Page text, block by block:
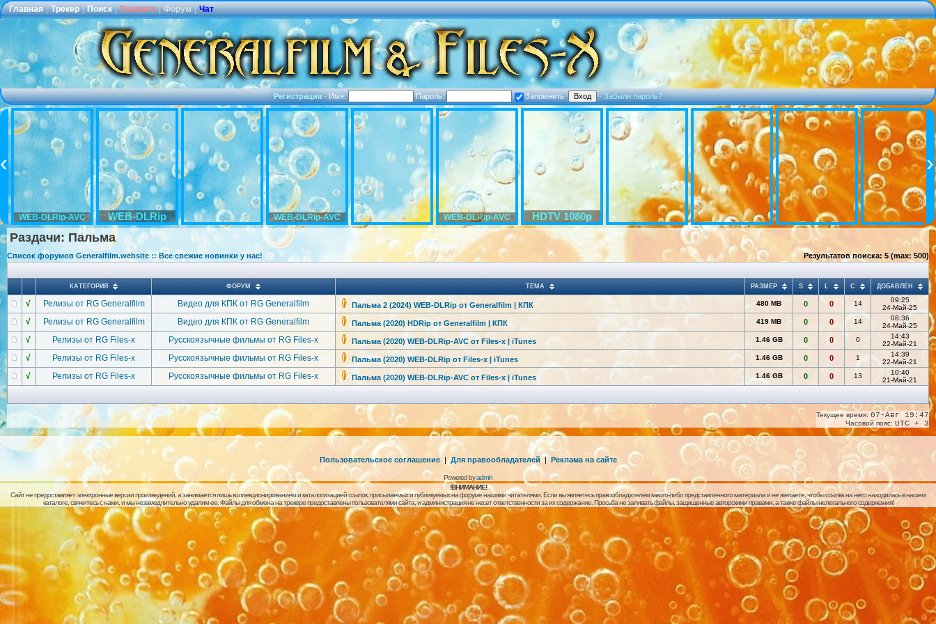
Главная | Трекер | Поиск | Правила | Форум | Чат
Регистрация·Имя: Пароль: Запомнить ·Забыли пароль?
WEB-DLRip-AVC WEB-DLRip WEB-DLRip-AVC WEB-DLRip-AVC HDTV 1080p
Раздачи: Пальма
Список форумов Generalfilm.website :: Все свежие новинки у нас! Результатов поиска: 5 (max: 500)
КАТЕГОРИЯ ФОРУМ ТЕМА РАЗМЕР S C ДОБАВЛЕН
√ Релизы от RG Generalfilm Видео для КПК от RG Generalfilm Пальма 2 (2024) WEB-DLRip от Generalfilm | КПК 480 MB 0 0 14
09:25
24-Май-25
√ Релизы от RG Generalfilm Видео для КПК от RG Generalfilm Пальма (2020) HDRip от Generalfilm | КПК 419 MB 0 0 14
08:36
24-Май-25
√ Релизы от RG Files-x Русскоязычные фильмы от RG Files-x Пальма (2020) WEB-DLRip-AVC от Files-х | iTunes 1.46 GB 0 0 0
14:43
22-Май-21
√ Релизы от RG Files-x Русскоязычные фильмы от RG Files-x Пальма (2020) WEB-DLRip от Files-х | iTunes 1.46 GB 0 0 1
14:39
22-Май-21
√ Релизы от RG Files-x Русскоязычные фильмы от RG Files-x Пальма (2020) WEB-DLRip-AVC от Files-х | iTunes 1.46 GB 0 0 13
10:40
21-Май-21
Текущее время: 07-Авг 19:47
Часовой пояс: UTC + 3
Пользовательское соглашение | Для правообладателей | Реклама на сайте
Powered byadmin
!ВНИМАНИЕ!
Сайт не предоставляет электронные версии произведений, а занимается лишь коллекционированием и каталогизацией ссылок, присылаемых и публикуемых на форуме нашими читателями. Если вы являетесь правообладателем какого-либо представленного материала и не желаете, чтобы ссылка на него находилась в нашем
каталоге, свяжитесь с нами, и мы незамедлительно удалим ее. Файлы для обмена на трекере предоставлены пользователями сайта, и администрация не несет ответственности за их содержание. Просьба не заливать файлы, защищенные авторскими правами, а также файлы нелегального содержания!